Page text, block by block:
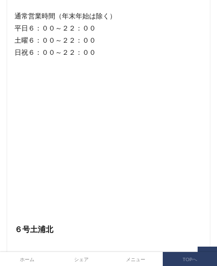
通常営業時間（年末年始は除く）
平日６：００～２２：００
土曜６：００～２２：００
日祝６：００～２２：００
６号土浦北
提携ブランド
ホーム シェア メニュー TOPへ